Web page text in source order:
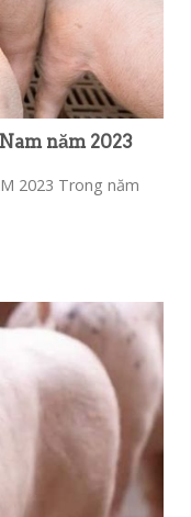
năm 2023
2023 Trong năm